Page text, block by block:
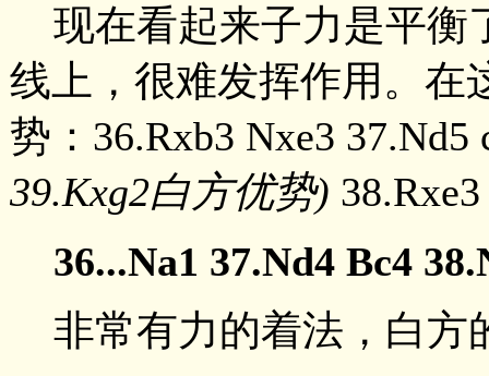
现在看起来子力是平衡
线上，很难发挥作用。在
势：36.Rxb3 Nxe3 37.Nd5
39.Kxg2白方优势)
36...Na1 37.Nd4 Bc4
非常有力的着法，白